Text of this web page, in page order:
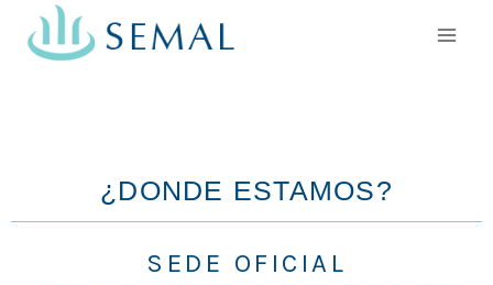
¿DONDE ESTAMOS?
SEDE OFICIAL